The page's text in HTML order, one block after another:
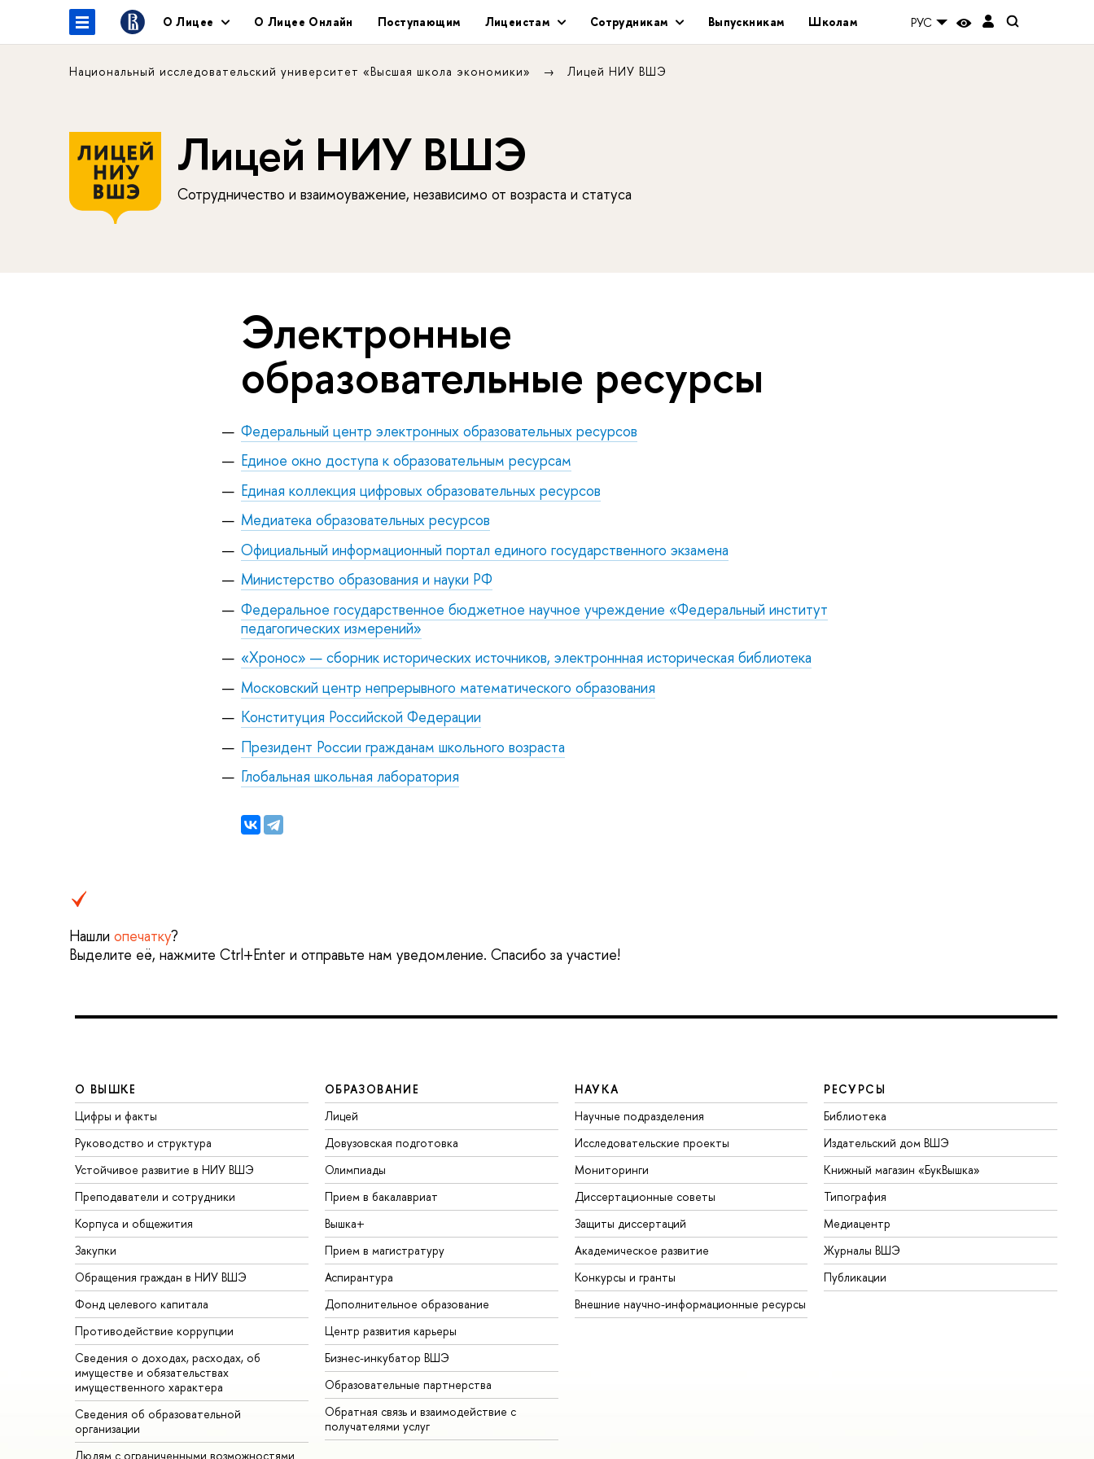
О Лицее О Лицее Онлайн Поступающим Лицеистам Сотрудникам Выпускникам Школам РУС
Национальный исследовательский университет «Высшая школа экономики» Лицей НИУ ВШЭ
Лицей НИУ ВШЭ
Сотрудничество и взаимоуважение, независимо от возраста и статуса
Электронные
образовательные ресурсы
Федеральный центр электронных образовательных ресурсов
Единое окно доступа к образовательным ресурсам
Единая коллекция цифровых образовательных ресурсов
Медиатека образовательных ресурсов
Официальный информационный портал единого государственного экзамена
Министерство образования и науки РФ
Федеральное государственное бюджетное научное учреждение «Федеральный институт
педагогических измерений»
«Хронос» — сборник исторических источников, электроннная историческая библиотека
Московский центр непрерывного математического образования
Конституция Российской Федерации
Президент России гражданам школьного возраста
Глобальная школьная лаборатория
Нашли опечатку?
Выделите её, нажмите Ctrl+Enter и отправьте нам уведомление. Спасибо за участие!
О ВЫШКЕ
Цифры и факты
Руководство и структура
Устойчивое развитие в НИУ ВШЭ
Преподаватели и сотрудники
Корпуса и общежития
Закупки
Обращения граждан в НИУ ВШЭ
Фонд целевого капитала
Противодействие коррупции
Сведения о доходах, расходах, об
имуществе и обязательствах
имущественного характера
Сведения об образовательной
организации
Людям с ограниченными возможностями
ОБРАЗОВАНИЕ
Лицей
Довузовская подготовка
Олимпиады
Прием в бакалавриат
Вышка+
Прием в магистратуру
Аспирантура
Дополнительное образование
Центр развития карьеры
Бизнес-инкубатор ВШЭ
Образовательные партнерства
Обратная связь и взаимодействие с
получателями услуг
НАУКА
Научные подразделения
Исследовательские проекты
Мониторинги
Диссертационные советы
Защиты диссертаций
Академическое развитие
Конкурсы и гранты
Внешние научно-информационные ресурсы
РЕСУРСЫ
Библиотека
Издательский дом ВШЭ
Книжный магазин «БукВышка»
Типография
Медиацентр
Журналы ВШЭ
Публикации